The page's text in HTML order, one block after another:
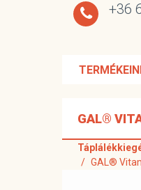
+36
GAL®
GAL®